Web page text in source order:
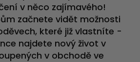
v něco zajímavého!
začnete vidět možnosti
které již vlastníte -
najdete nový život v
v obchodě ve